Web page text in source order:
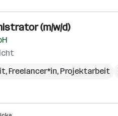
(m/w/d)
Freelancer*in, Projektarbeit